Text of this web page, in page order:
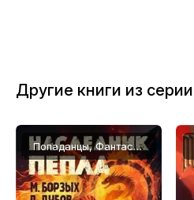
12
13
14
Другие книги из серии
Попаданцы, Фантастика, фэнтези